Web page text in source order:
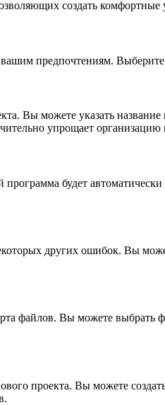
создать комфортные
предпочтениям.
Вы можете указать
упрощает
будет
других ошибок. Вы
файлов. Вы можете выбрать
проекта. Вы можете